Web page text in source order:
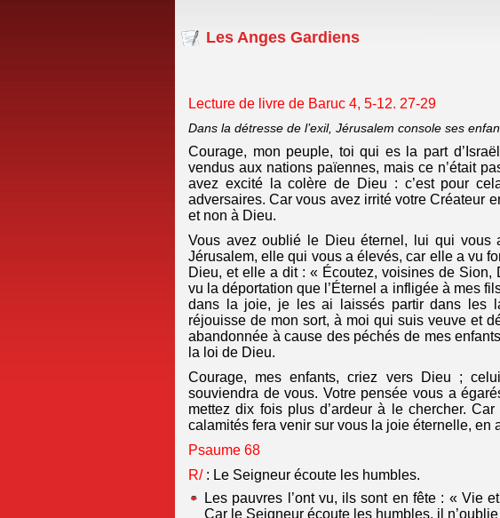
Les Anges Gardiens
Lecture de livre de Baruc 4, 5-12. 27-29
Dans la détresse de l’exil, Jérusalem console ses
Courage, mon peuple, toi qui es la part
vendus aux nations païennes, mais ce n’était
avez excité la colère de Dieu : c’est pour
adversaires. Car vous avez irrité votre Créateur
et non à Dieu.
Vous avez oublié le Dieu éternel, lui qui vous
Jérusalem, elle qui vous a élevés, car elle a vu
Dieu, et elle a dit : « Écoutez, voisines de Sion,
vu la déportation que l’Éternel a infligée à mes
dans la joie, je les ai laissés partir dans les
réjouisse de mon sort, à moi qui suis veuve et
abandonnée à cause des péchés de mes
la loi de Dieu.
Courage, mes enfants, criez vers Dieu ;
souviendra de vous. Votre pensée vous a
mettez dix fois plus d’ardeur à le chercher.
calamités fera venir sur vous la joie éternelle, en
Psaume 68
R/: Le Seigneur écoute les humbles.
Les pauvres l’ont vu, ils sont en fête : « Vie
Car le Seigneur écoute les humbles, il